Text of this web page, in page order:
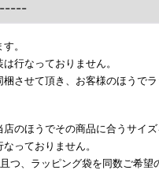
。
行なっておりません。
させて頂き、お客様のほうでラ
のほうでその商品に合うサイズ
っておりません。
つ、ラッピング袋を同数ご希